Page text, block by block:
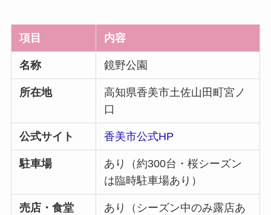
項目 内容
名称 鏡野公園
所在地
高知県香美市土佐山田町宮ノ
口
公式サイト 香美市公式HP
駐車場
あり（約300台・桜シーズン
は臨時駐車場あり）
売店・食堂
あり（シーズン中のみ露店あ